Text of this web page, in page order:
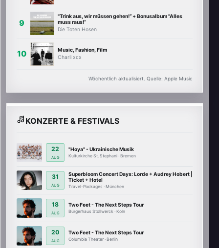
"Trink aus, wir müssen gehen!“ + Bonusalbum "Alles
muss raus!“
Die Toten Hosen
Music, Fashion, Film
Charli xcx
Wöchentlich aktualisiert. Quelle: Apple Music
KONZERTE & FESTIVALS
22
AUG
"Hoya" - Ukrainische Musik
Kulturkirche St. Stephani · Bremen
31
AUG
Superbloom Concert Days: Lorde + Audrey Hobert |
Ticket + Hotel
Travel-Packages · München
18
AUG
Two Feet - The Next Steps Tour
Bürgerhaus Stollwerck · Köln
20
AUG
Two Feet - The Next Steps Tour
Columbia Theater · Berlin